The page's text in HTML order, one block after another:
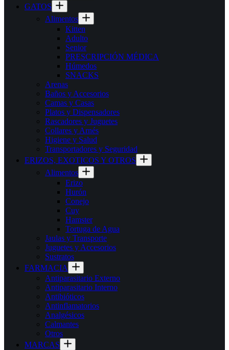
GATOS
Alimentos
Kitten
Adulto
Senior
PRESCRIPCIÓN MÉDICA
Húmedos
SNACKS
Arenas
Baños y Accesorios
Camas y Casas
Platos y Dispensadores
Rascadores y Juguetes
Collares y Arnés
Higiene y Salud
Transportadores y Seguridad
ERIZOS, EXOTICOS Y OTROS
Alimentos
Erizo
Hurón
Conejo
Cuy
Hamster
Tortuga de Agua
Jaulas y Transporte
Juguetes y Accesorios
Sustratos
FARMACIA
Antiparasitario Externo
Antiparasitario Interno
Antibióticos
Antinflamatorios
Analgésicos
Calmantes
Otros
MARCAS